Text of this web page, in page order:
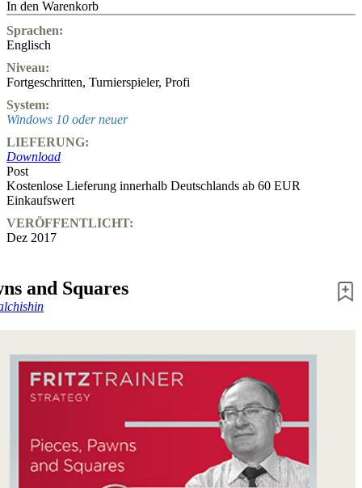
In den Warenkorb
Sprachen:
Englisch
Niveau:
Fortgeschritten, Turnierspieler, Profi
System:
Windows 10 oder neuer
LIEFERUNG:
Download
Post
Kostenlose Lieferung innerhalb Deutschlands ab 60 EUR
Einkaufswert
VERÖFFENTLICHT:
Dez 2017
and Squares